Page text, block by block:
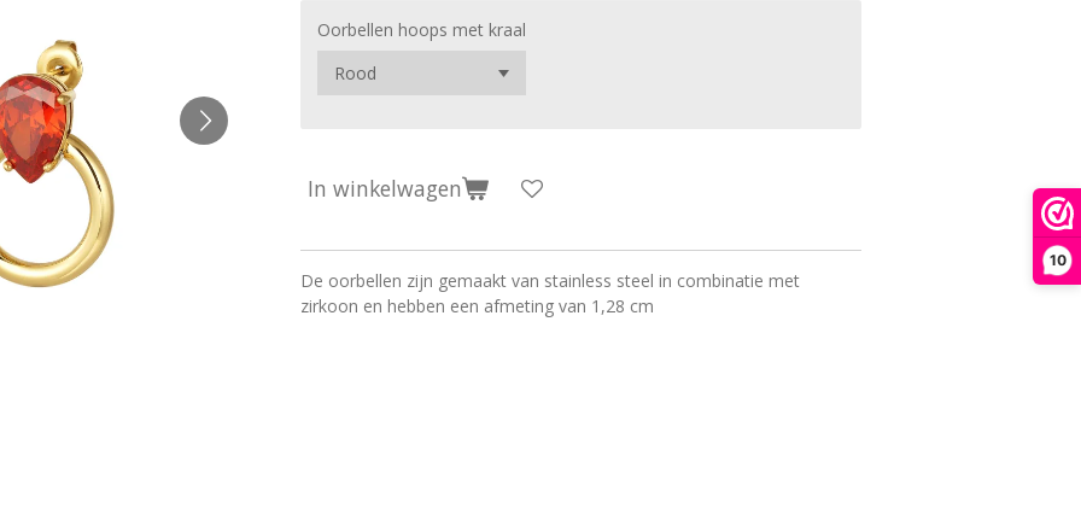
10
Oorbellen hoops met kraal
In winkelwagen
De oorbellen zijn gemaakt van stainless steel in combinatie met
zirkoon en hebben een afmeting van 1,28 cm